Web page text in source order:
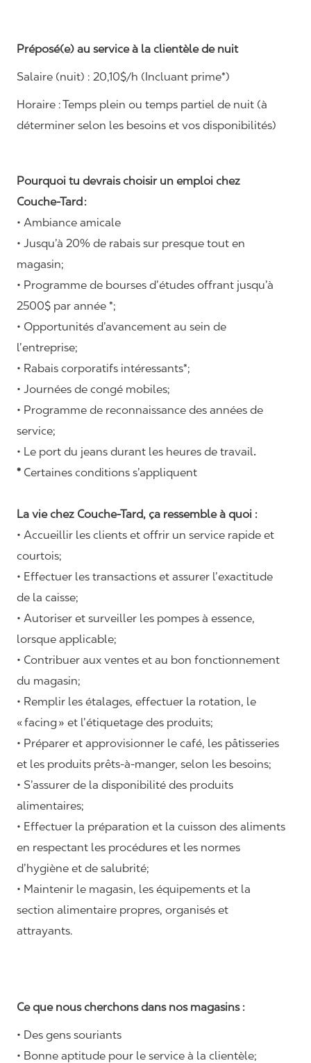
Préposé(e) au service à la clientèle de nuit
Salaire (nuit) : 20,10$/h (Incluant prime*)
Horaire :Temps plein ou temps partiel de nuit (à
déterminer selon les besoins et vos disponibilités)
Pourquoi tu devrais choisir un emploi chez
Couche-Tard :
• Ambiance amicale
• Jusqu’à 20% de rabais sur presque tout en
magasin;
• Programme de bourses d’études offrant jusqu’à
2500$ par année *;
• Opportunités d’avancement au sein de
l’entreprise;
• Rabais corporatifs intéressants*;
• Journées de congé mobiles;
• Programme de reconnaissance des années de
service;
• Le port du jeans durant les heures de travail.
* Certaines conditions s’appliquent
La vie chez Couche-Tard, ça ressemble à quoi :
• Accueillir les clients et offrir un service rapide et
courtois;
• Effectuer les transactions et assurer l’exactitude
de la caisse;
• Autoriser et surveiller les pompes à essence,
lorsque applicable;
• Contribuer aux ventes et au bon fonctionnement
du magasin;
• Remplir les étalages, effectuer la rotation, le
«facing» et l’étiquetage des produits;
• Préparer et approvisionner le café, les pâtisseries
et les produits prêts-à-manger, selon les besoins;
• S’assurer de la disponibilité des produits
alimentaires;
• Effectuer la préparation et la cuisson des aliments
en respectant les procédures et les normes
d’hygiène et de salubrité;
• Maintenir le magasin, les équipements et la
section alimentaire propres, organisés et
attrayants.
Ce que nous cherchons dans nos magasins :
• Des gens souriants
• Bonne aptitude pour le service à la clientèle;